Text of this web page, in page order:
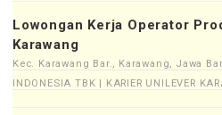
Lowongan Kerja Operator
Karawang
Kec. Karawang Bar., Karawang, Jawa
INDONESIA TBK | KARIER UNILEVER